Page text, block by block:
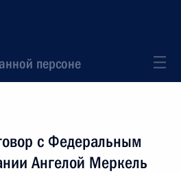
персоне
с Федеральным
Ангелой Меркель